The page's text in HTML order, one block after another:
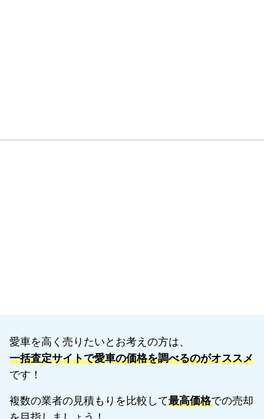
愛車を高く売りたいとお考えの方は、
一括査定サイトで愛車の価格を調べるのがオススメ
です！
複数の業者の見積もりを比較して最高価格での売却